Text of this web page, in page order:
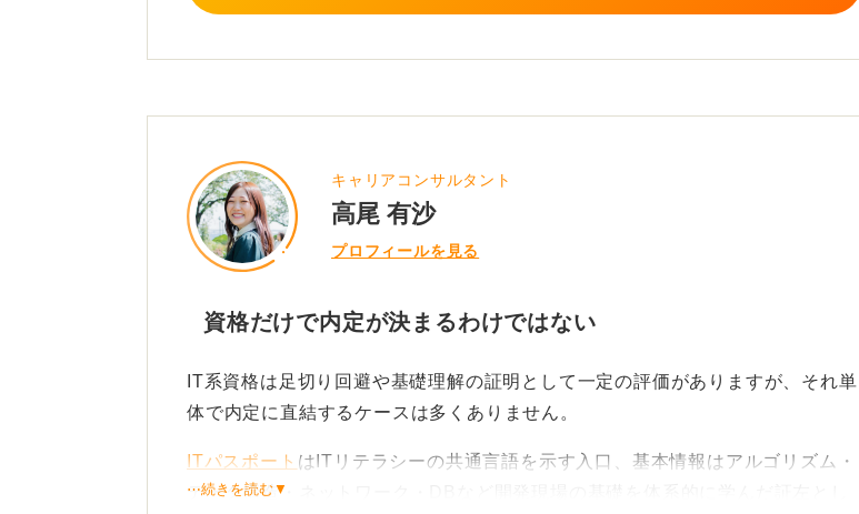
キャリアコンサルタント
高尾 有沙
プロフィールを見る
資格だけで内定が決まるわけではない
IT系資格は足切り回避や基礎理解の証明として一定の評価がありますが、それ単
体で内定に直結するケースは多くありません。
ITパスポート はITリテラシーの共通言語を示す入口、基本情報はアルゴリズム・
データ構造・ネットワーク・DBなど開発現場の基礎を体系的に学んだ証左とし
⋯続きを読む▼